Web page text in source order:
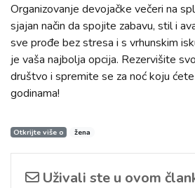
Organizovanje devojačke večeri na
sjajan način da spojite zabavu, stil i
sve prođe bez stresa i s vrhunskim
je vaša najbolja opcija. Rezervišite
društvo i spremite se za noć koju
godinama!
Otkrijte više o žena
Uživali ste u ovom